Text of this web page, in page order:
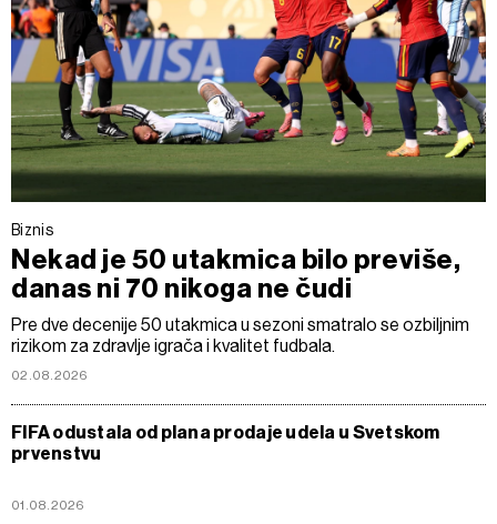
Biznis
Nekad je 50 utakmica bilo previše,
danas ni 70 nikoga ne čudi
Pre dve decenije 50 utakmica u sezoni smatralo se ozbiljnim
rizikom za zdravlje igrača i kvalitet fudbala.
02.08.2026
FIFA odustala od plana prodaje udela u Svetskom
prvenstvu
01.08.2026